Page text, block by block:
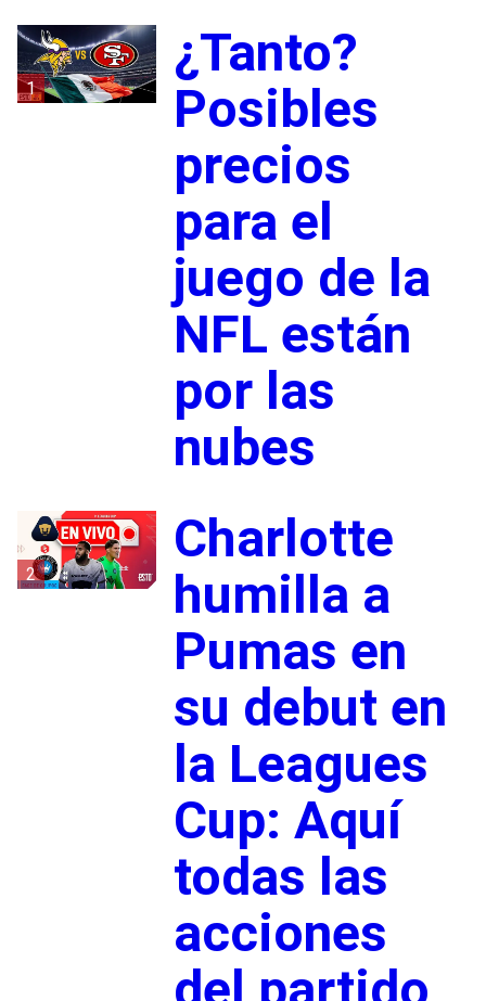
1
¿Tanto?
Posibles
precios
para el
juego de la
NFL están
por las
nubes
2
Charlotte
humilla a
Pumas en
su debut en
la Leagues
Cup: Aquí
todas las
acciones